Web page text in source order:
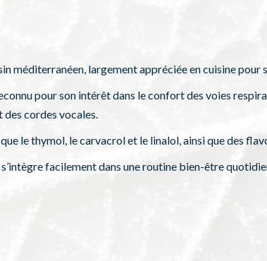
méditerranéen, largement appréciée en cuisine pour
pour son intérêt dans le confort des voies
des cordes vocales.
le thymol, le carvacrol et le linalol, ainsi que des
facilement dans une routine bien-être